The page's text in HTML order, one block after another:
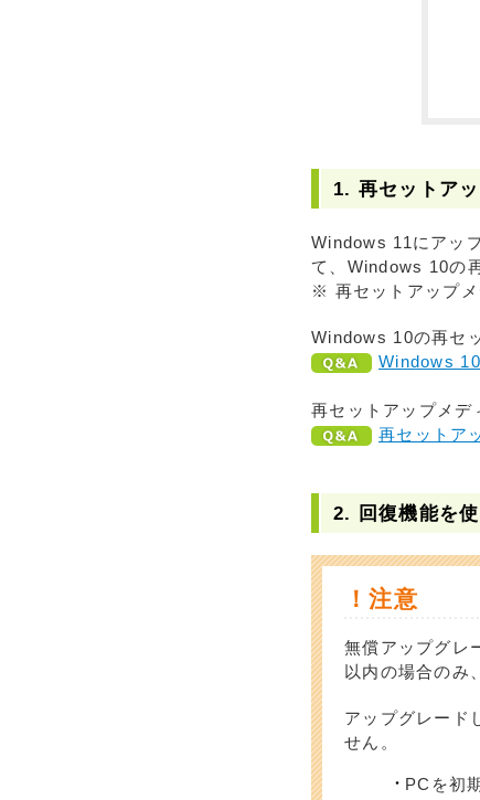
1. 再セットア
Windows 11にアッ
て、Windows 10の
※ 再セットアップメ
Windows 10の再セ
Windows
再セットアップメデ
再セットア
2. 回復機能を
！注意
無償アップグレ
以内の場合のみ
アップグレード
せん。
PCを初